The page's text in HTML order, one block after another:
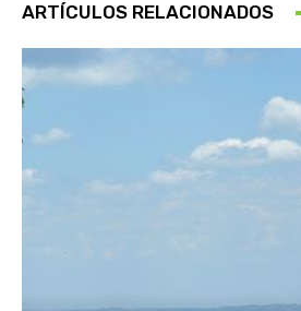
ARTÍCULOS RELACIONADOS